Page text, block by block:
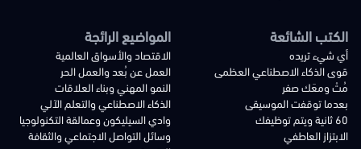
الكتب الشائعة
أي شيء تريده
قوى الذكاء الاصطناعي العظمى
مُتْ ومعَك صفر
بعدما توقفت الموسيقى
60 ثانية ويتم توظيفك
الابتزاز العاطفي
المواضيع الرائجة
الاقتصاد والأسواق العالمية
العمل عن بُعد والعمل الحر
النمو المهني وبناء العلاقات
الذكاء الاصطناعي والتعلم الآلي
وادي السيليكون وعمالقة التكنولوجيا
وسائل التواصل الاجتماعي والثقافة